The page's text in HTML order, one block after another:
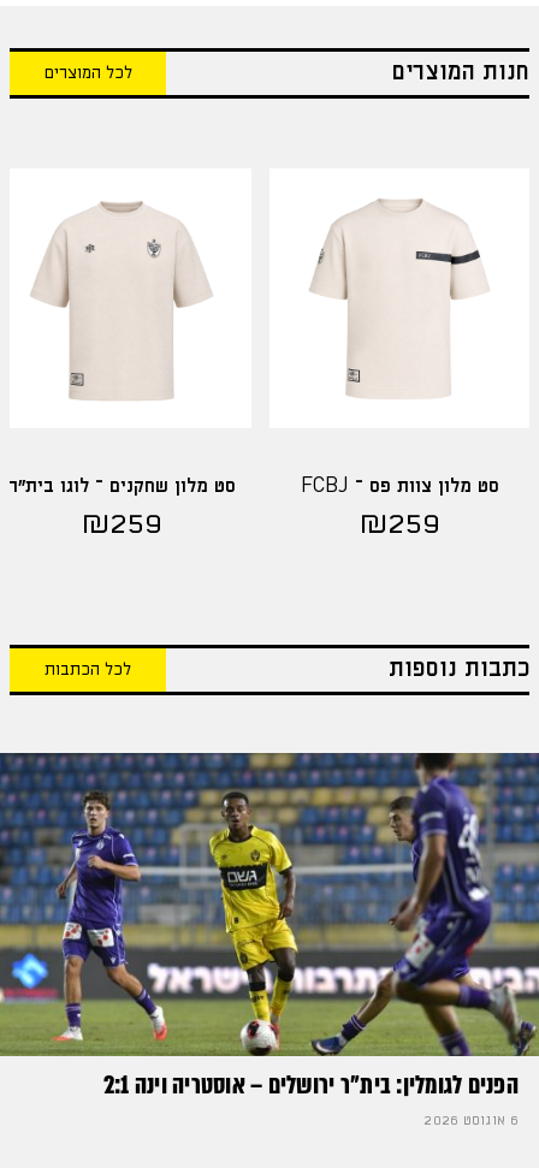
חנות המוצרים לכל המוצרים
סט מלון צוות פס – FCBJ
₪259
סט מלון שחקנים – לוגו בית"ר
₪259
כתבות נוספות לכל הכתבות
הפנים לגומלין: בית״ר ירושלים – אוסטריה וינה 2:1
6 אוגוסט 2026